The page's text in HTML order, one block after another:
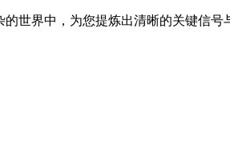
世界中，为您提炼出清晰的关键信号